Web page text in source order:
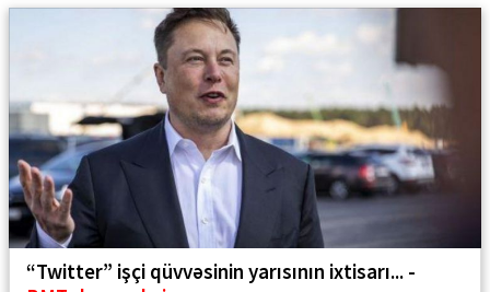
“Twitter” işçi qüvvəsinin yarısının ixtisarı... -